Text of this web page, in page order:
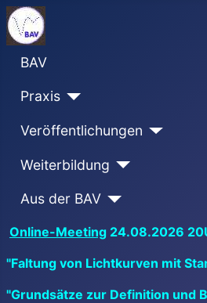
BAV
Praxis
Veröffentlichungen
Weiterbildung
Aus der BAV
Online-Meeting 24.08.2026
"Faltung von Lichtkurven mit
"Grundsätze zur Definition und